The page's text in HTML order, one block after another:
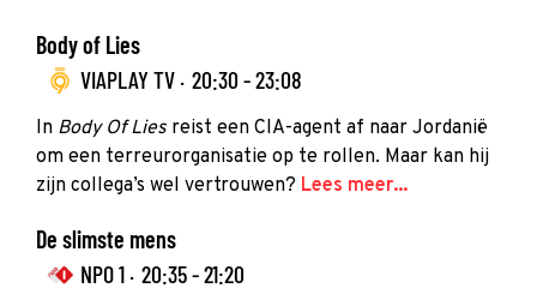
Body of Lies
VIAPLAY TV · 20:30 - 23:08
In Body Of Lies reist een CIA-agent af naar Jordanië
om een terreurorganisatie op te rollen. Maar kan hij
zijn collega’s wel vertrouwen? Lees meer...
De slimste mens
NPO 1 · 20:35 - 21:20